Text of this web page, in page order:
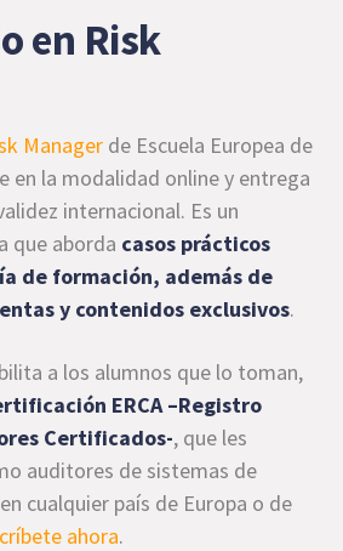
en Risk
Manager de Escuela Europea de
en la modalidad online y entrega
internacional. Es un
que aborda casos prácticos
de formación, además de
y contenidos exclusivos.
a los alumnos que lo toman,
ERCA –Registro
Certificados-, que les
auditores de sistemas de
cualquier país de Europa o de
ahora.